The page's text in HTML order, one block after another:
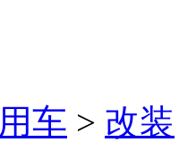
用车 > 改装